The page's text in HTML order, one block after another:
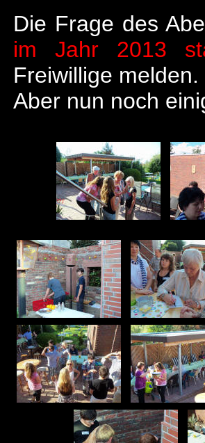
Die Frage des
im Jahr 2013
Freiwillige melden.
Aber nun noch